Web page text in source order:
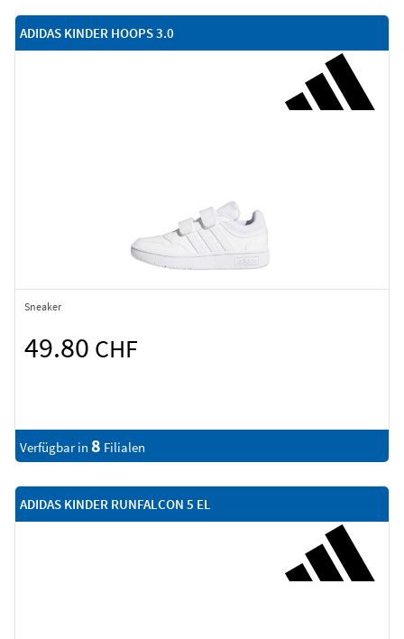
ADIDAS KINDER HOOPS 3.0
Sneaker
49.80 CHF
Verfügbar in 8 Filialen
ADIDAS KINDER RUNFALCON 5 EL